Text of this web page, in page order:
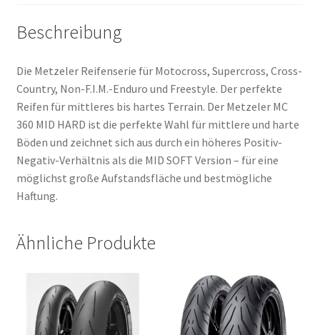
Menge
Beschreibung
Die Metzeler Reifenserie für Motocross, Supercross, Cross-
Country, Non-F.I.M.-Enduro und Freestyle. Der perfekte
Reifen für mittleres bis hartes Terrain. Der Metzeler MC
360 MID HARD ist die perfekte Wahl für mittlere und harte
Böden und zeichnet sich aus durch ein höheres Positiv-
Negativ-Verhältnis als die MID SOFT Version – für eine
möglichst große Aufstandsfläche und bestmögliche
Haftung.
Ähnliche Produkte